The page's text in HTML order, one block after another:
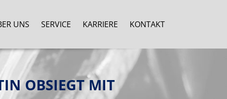
UNS SERVICE KARRIERE KONTAKT
OBSIEGT MIT